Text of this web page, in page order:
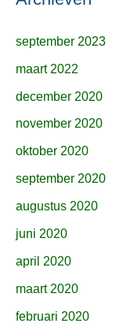
september 2023
maart 2022
december 2020
november 2020
oktober 2020
september 2020
augustus 2020
juni 2020
april 2020
maart 2020
februari 2020